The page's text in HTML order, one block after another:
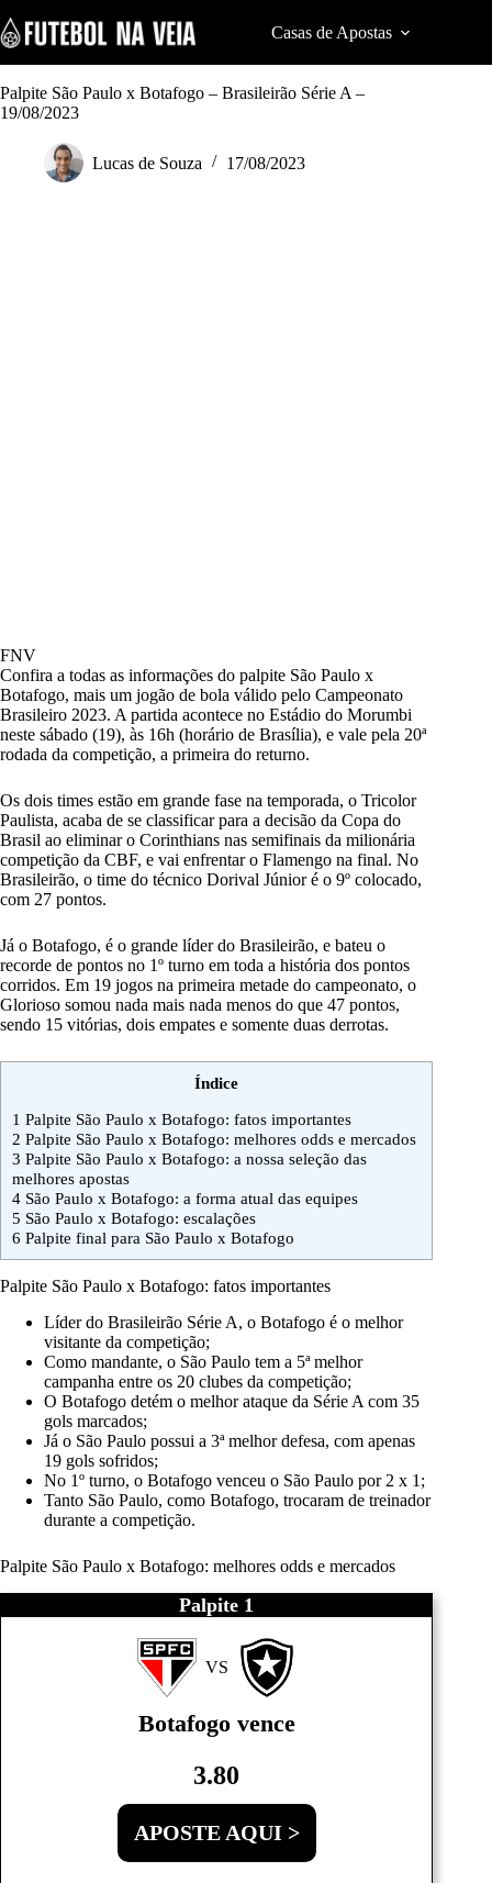
k
i
p
t
o
Casas de Apostas
Palpite São Paulo x Botafogo – Brasileirão Série A –
19/08/2023
Lucas de Souza 17/08/2023
FNV
Confira a todas as informações do palpite São Paulo x
Botafogo, mais um jogão de bola válido pelo Campeonato
Brasileiro 2023. A partida acontece no Estádio do Morumbi
neste sábado (19), às 16h (horário de Brasília), e vale pela 20ª
rodada da competição, a primeira do returno.
Os dois times estão em grande fase na temporada, o Tricolor
Paulista, acaba de se classificar para a decisão da Copa do
Brasil ao eliminar o Corinthians nas semifinais da milionária
competição da CBF, e vai enfrentar o Flamengo na final. No
Brasileirão, o time do técnico Dorival Júnior é o 9º colocado,
com 27 pontos.
Já o Botafogo, é o grande líder do Brasileirão, e bateu o
recorde de pontos no 1º turno em toda a história dos pontos
corridos. Em 19 jogos na primeira metade do campeonato, o
Glorioso somou nada mais nada menos do que 47 pontos,
sendo 15 vitórias, dois empates e somente duas derrotas.
Índice
1 Palpite São Paulo x Botafogo: fatos importantes
2 Palpite São Paulo x Botafogo: melhores odds e mercados
3 Palpite São Paulo x Botafogo: a nossa seleção das
melhores apostas
4 São Paulo x Botafogo: a forma atual das equipes
5 São Paulo x Botafogo: escalações
6 Palpite final para São Paulo x Botafogo
Palpite São Paulo x Botafogo: fatos importantes
Líder do Brasileirão Série A, o Botafogo é o melhor
visitante da competição;
Como mandante, o São Paulo tem a 5ª melhor
campanha entre os 20 clubes da competição;
O Botafogo detém o melhor ataque da Série A com 35
gols marcados;
Já o São Paulo possui a 3ª melhor defesa, com apenas
19 gols sofridos;
No 1º turno, o Botafogo venceu o São Paulo por 2 x 1;
Tanto São Paulo, como Botafogo, trocaram de treinador
durante a competição.
Palpite São Paulo x Botafogo: melhores odds e mercados
Palpite 1
VS
Botafogo vence
3.80
APOSTE AQUI >